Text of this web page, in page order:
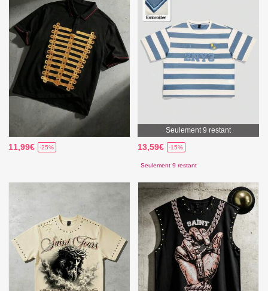
11,99€ -25%
Seulement 9 restant
13,59€ -15%
Seulement 9 restant